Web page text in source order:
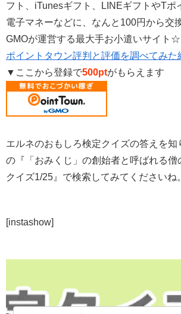
フト、iTunesギフト、LINEギフトやTポ
電子マネーなどに、なんと100円から交
GMOが運営する最大手お小遣いサイト☆
ポイントタウン評判と評価を調べてみた
▼ここから登録で500ptがもらえます
エルネのおもしろ検定クイズの答えを知
の『「おみくじ」の創始者と呼ばれる僧
クイズ1/25』で検索してみてくださいね。
[instashow]